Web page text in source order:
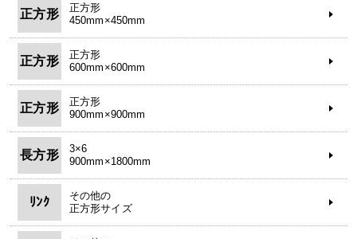
正方形
正方形
450mm×450mm
正方形
正方形
600mm×600mm
正方形
正方形
900mm×900mm
長方形
3×6
900mm×1800mm
ﾘﾝｸ
その他の
正方形サイズ